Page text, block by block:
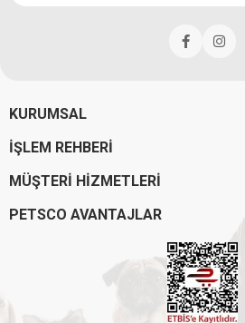
KURUMSAL
İŞLEM REHBERİ
MÜŞTERİ HİZMETLERİ
PETSCO AVANTAJLAR